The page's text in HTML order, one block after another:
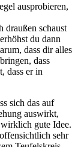
ausprobieren,
draußen schaust
du dann
dass dir alles
dass
dass er in
sich das auf
auswirkt,
gute Idee.
sehr